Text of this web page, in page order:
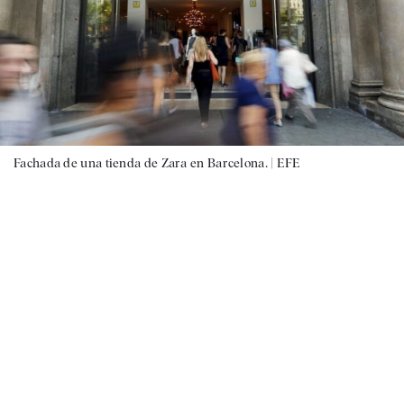
Fachada de una tienda de Zara en Barcelona. | EFE